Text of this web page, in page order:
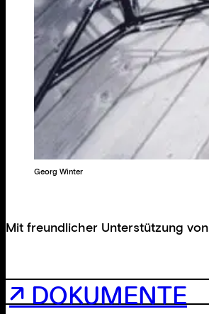
Georg Winter
Mit freundlicher Unterstützung von
↗ DOKUMENTE